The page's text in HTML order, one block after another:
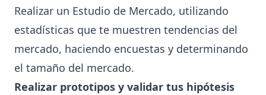
Realizar un Estudio de Mercado, utilizando
estadísticas que te muestren tendencias del
mercado, haciendo encuestas y determinando
el tamaño del mercado.
Realizar prototipos y validar tus hipótesis